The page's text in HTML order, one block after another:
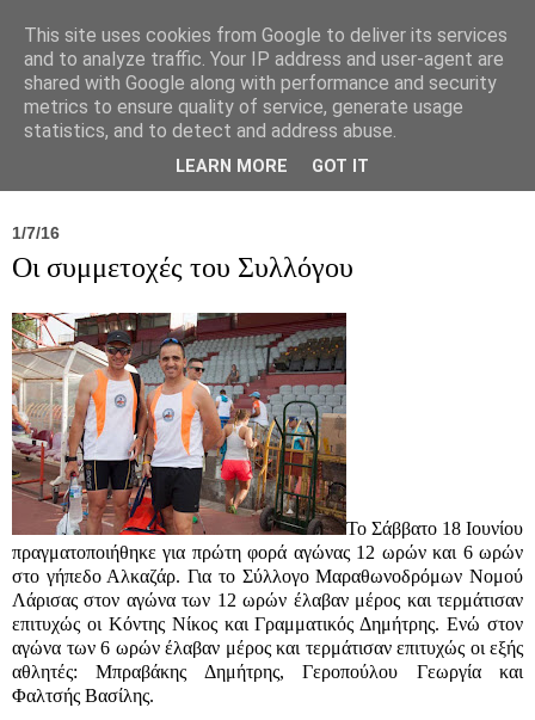
Σύλλογος Ιπποκράτειος
1/7/16
Οι συμμετοχές του Συλλόγου
Το Σάββατο 18 Ιουνίου
πραγματοποιήθηκε για πρώτη φορά αγώνας 12 ωρών και 6 ωρών
στο γήπεδο Αλκαζάρ. Για το Σύλλογο Μαραθωνοδρόμων Νομού
Λάρισας στον αγώνα των 12 ωρών έλαβαν μέρος και τερμάτισαν
επιτυχώς οι Κόντης Νίκος και Γραμματικός Δημήτρης. Ενώ στον
αγώνα των 6 ωρών έλαβαν μέρος και τερμάτισαν επιτυχώς οι εξής
αθλητές: Μπραβάκης Δημήτρης, Γεροπούλου Γεωργία και
Φαλτσής Βασίλης.
This site uses cookies from Google to deliver its services
and to analyze traffic. Your IP address and user-agent are
shared with Google along with performance and security
metrics to ensure quality of service, generate usage
statistics, and to detect and address abuse.
LEARN MORE GOT IT